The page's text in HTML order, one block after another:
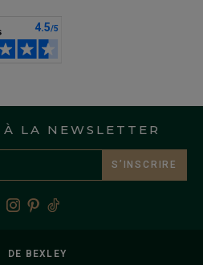
LA NEWSLETTER
S’INSCRIRE
DE BEXLEY